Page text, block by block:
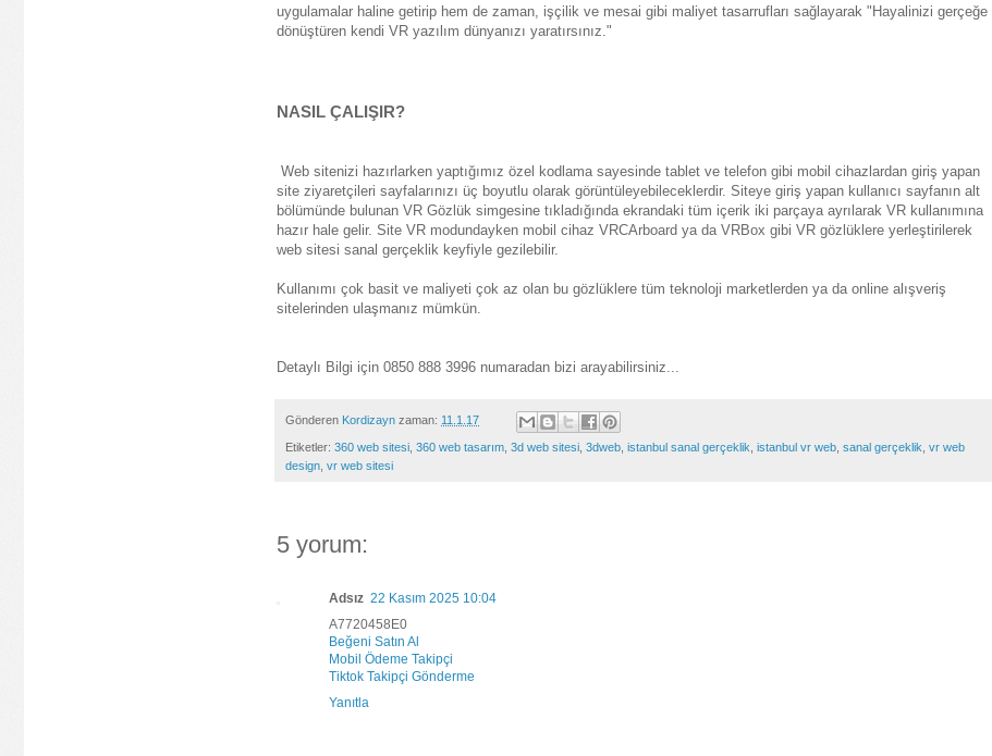
uygulamalar haline getirip hem de zaman, işçilik ve mesai gibi maliyet tasarrufları sağlayarak "Hayalinizi gerçeğe
dönüştüren kendi VR yazılım dünyanızı yaratırsınız."
NASIL ÇALIŞIR?
site ziyaretçileri sayfalarınızı üç boyutlu olarak görüntüleyebileceklerdir. Siteye giriş yapan kullanıcı sayfanın alt
bölümünde bulunan VR Gözlük simgesine tıkladığında ekrandaki tüm içerik iki parçaya ayrılarak VR kullanımına
hazır hale gelir. Site VR modundayken mobil cihaz VRCArboard ya da VRBox gibi VR gözlüklere yerleştirilerek
web sitesi sanal gerçeklik keyfiyle gezilebilir.
Kullanımı çok basit ve maliyeti çok az olan bu gözlüklere tüm teknoloji marketlerden ya da online alışveriş
sitelerinden ulaşmanız mümkün.
Detaylı Bilgi için 0850 888 3996 numaradan bizi arayabilirsiniz...
Gönderen Kordizayn zaman: 11.1.17
Etiketler: 360 web sitesi 360 web tasarım 3d web sitesi 3dweb istanbul sanal gerçeklik istanbul vr web sanal gerçeklik vr web
design vr web sitesi
5 yorum:
Adsız 22 Kasım 2025 10:04
A7720458E0
Beğeni Satın Al
Mobil Ödeme Takipçi
Tiktok Takipçi Gönderme
Yanıtla